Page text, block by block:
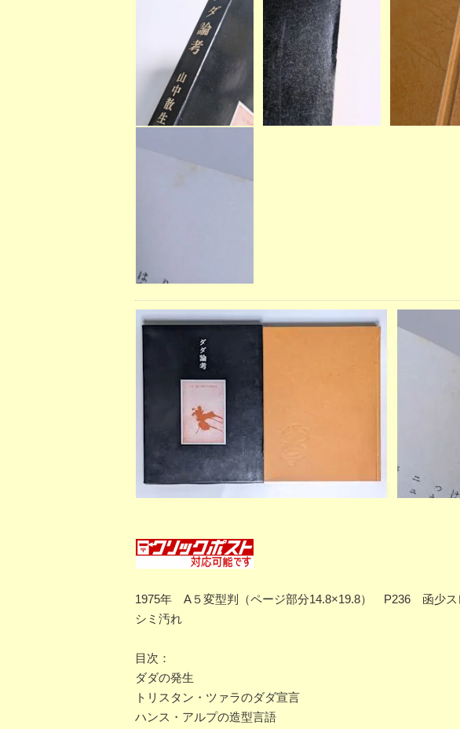
1975年 A５変型判（ページ部分14.8×19.8） P236 函少
シミ汚れ
目次：
ダダの発生
トリスタン・ツァラのダダ宣言
ハンス・アルプの造型言語